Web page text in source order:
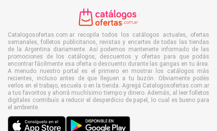
Catalogosofertas.com.ar recopila todos los catálogos actuales, ofertas
semanales, folletos publicitarios, revistas y encartes de todas las tiendas
de la Argentina diariamente. Así podemos mantenerte informado de las
promociones de los catálogos, descuentos y ofertas para que podás
encontrar fácilmente esa oferta o descuento durante las gangas en tu área.
A menudo nuestro portal es el primero en mostrar los catálogos más
recientes, incluso antes de que lleguen a tu buzón. Obviamente podés
verlos en el trabajo, escuela o en la tienda. Agregá Catalogosofertas.com.ar
a tus favoritos y ahorrá muchísimo tiempo y dinero. Además, al leer folletos
digitales contribuís a reducir el desperdicio de papel, lo cual es bueno para
el ambiente.